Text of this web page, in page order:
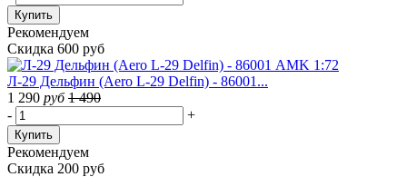
Купить
Рекомендуем
Скидка 600 руб
Л-29 Дельфин (Aero L-29 Delfin) - 86001...
1 290 руб 1 490
-
+
Купить
Рекомендуем
Скидка 200 руб